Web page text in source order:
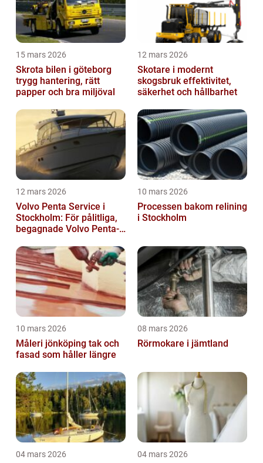
15 mars 2026
Skrota bilen i göteborg
trygg hantering, rätt
papper och bra miljöval
12 mars 2026
Skotare i modernt
skogsbruk effektivitet,
säkerhet och hållbarhet
12 mars 2026
Volvo Penta Service i
Stockholm: För pålitliga,
begagnade Volvo Penta-
10 mars 2026
Processen bakom relining
i Stockholm
10 mars 2026
Måleri jönköping tak och
fasad som håller längre
08 mars 2026
Rörmokare i jämtland
04 mars 2026 04 mars 2026